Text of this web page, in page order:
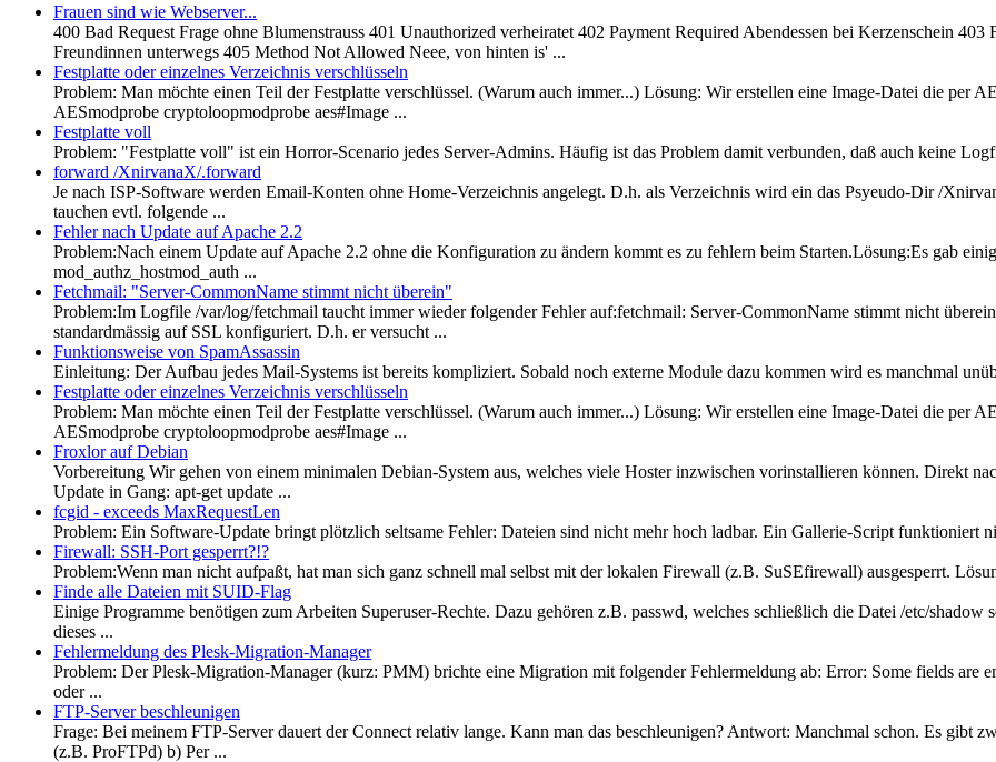
Frauen sind wie Webserver...
400 Bad Request Frage ohne Blumenstrauss 401 Unauthorized verheiratet 402 Payment Required Abendessen bei Kerzenschein
Freundinnen unterwegs 405 Method Not Allowed Neee, von hinten is' ...
Festplatte oder einzelnes Verzeichnis verschlüsseln
Problem: Man möchte einen Teil der Festplatte verschlüssel. (Warum auch immer...) Lösung: Wir erstellen eine Image-Datei die per
AESmodprobe cryptoloopmodprobe aes#Image ...
Festplatte voll
Problem: "Festplatte voll" ist ein Horror-Scenario jedes Server-Admins. Häufig ist das Problem damit verbunden, daß auch keine
forward /XnirvanaX/.forward
Je nach ISP-Software werden Email-Konten ohne Home-Verzeichnis angelegt. D.h. als Verzeichnis wird ein das Psyeudo-Dir /
tauchen evtl. folgende ...
Fehler nach Update auf Apache 2.2
Problem:Nach einem Update auf Apache 2.2 ohne die Konfiguration zu ändern kommt es zu fehlern beim Starten.Lösung:Es gab
mod_authz_hostmod_auth ...
Fetchmail: "Server-CommonName stimmt nicht überein"
Problem:Im Logfile /var/log/fetchmail taucht immer wieder folgender Fehler auf:fetchmail: Server-CommonName stimmt nicht
standardmässig auf SSL konfiguriert. D.h. er versucht ...
Funktionsweise von SpamAssassin
Einleitung: Der Aufbau jedes Mail-Systems ist bereits kompliziert. Sobald noch externe Module dazu kommen wird es manchmal
Festplatte oder einzelnes Verzeichnis verschlüsseln
Problem: Man möchte einen Teil der Festplatte verschlüssel. (Warum auch immer...) Lösung: Wir erstellen eine Image-Datei die per
AESmodprobe cryptoloopmodprobe aes#Image ...
Froxlor auf Debian
Vorbereitung Wir gehen von einem minimalen Debian-System aus, welches viele Hoster inzwischen vorinstallieren können. Direkt
Update in Gang: apt-get update ...
fcgid - exceeds MaxRequestLen
Problem: Ein Software-Update bringt plötzlich seltsame Fehler: Dateien sind nicht mehr hoch ladbar. Ein Gallerie-Script funktioniert
Firewall: SSH-Port gesperrt?!?
Problem:Wenn man nicht aufpaßt, hat man sich ganz schnell mal selbst mit der lokalen Firewall (z.B. SuSEfirewall) ausgesperrt.
Finde alle Dateien mit SUID-Flag
Einige Programme benötigen zum Arbeiten Superuser-Rechte. Dazu gehören z.B. passwd, welches schließlich die Datei /etc/
dieses ...
Fehlermeldung des Plesk-Migration-Manager
Problem: Der Plesk-Migration-Manager (kurz: PMM) brichte eine Migration mit folgender Fehlermeldung ab: Error: Some fields are
oder ...
FTP-Server beschleunigen
Frage: Bei meinem FTP-Server dauert der Connect relativ lange. Kann man das beschleunigen? Antwort: Manchmal schon. Es gibt
(z.B. ProFTPd) b) Per ...